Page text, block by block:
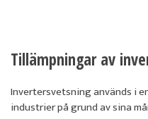
Tillämpningar av
Invertersvetsning används i
industrier på grund av sina